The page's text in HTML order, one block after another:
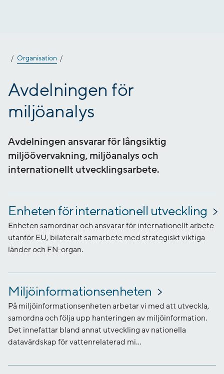
Organisation
Avdelningen för
miljöanalys
Avdelningen ansvarar för långsiktig
miljöövervakning, miljöanalys och
internationellt utvecklingsarbete.
Enheten för internationell utveckling
Enheten samordnar och ansvarar för internationellt arbete
utanför EU, bilateralt samarbete med strategiskt viktiga
länder och FN-organ.
Miljöinformationsenheten
På miljöinformationsenheten arbetar vi med att utveckla,
samordna och följa upp hanteringen av miljöinformation.
Det innefattar bland annat utveckling av nationella
datavärdskap för vattenrelaterad mi...